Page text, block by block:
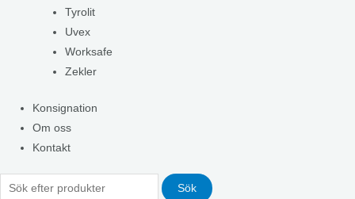
Tyrolit
Uvex
Worksafe
Zekler
Konsignation
Om oss
Kontakt
Sök